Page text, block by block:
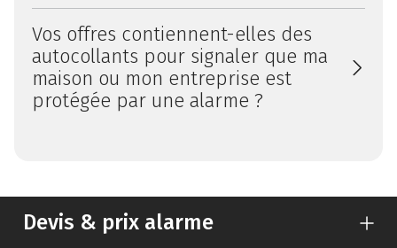
Vos offres contiennent-elles des
autocollants pour signaler que ma
maison ou mon entreprise est
protégée par une alarme ?
Devis & prix alarme